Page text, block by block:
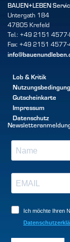
BAUEN+LEBEN
Untergath 184
47805 Krefeld
Tel.: +49 2151
Fax: +49 2151
Lob & Kritik
Gutscheinkarte
Impressum
Datenschutz
Ich möchte Ihren